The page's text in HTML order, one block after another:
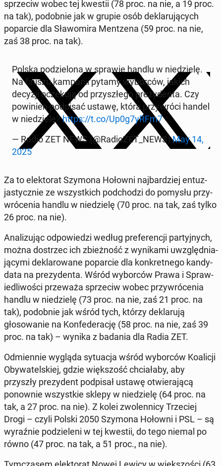
sprze­ciw wobec tej kwestii (78 proc. na nie, a 19 proc.
na tak), podob­nie jak w grupie osób deklaru­ją­cych
popar­cie dla Sła­womi­ra Mentzena (59 proc. na nie,
zaś 38 proc. na tak).
Polska podzielona w sprawie handlu w niedzielę.
Na finiszu kam­panii pytamy wybor­ców, jakich
decyzji oczeku­ją od przyszłego prezy­den­ta. Czy
powinien pod­pisać ustawę, która przy­wró­ci handel
w niedzielę?https://t.co/Up0g7yRFm7
— Radio ZET NEWS (@Ra­dioZET_NEWS)May 14,
2025
Za to elek­torat Szymona Hołowni na­jbardziej en­tuz­
jasty­cznie ze wszys­t­kich pod­chodzi do pomysłu przy­
wróce­nia handlu w niedzielę (70 proc. na tak, zaś tylko
26 proc. na nie).
Anal­izu­jąc odpowiedzi według pref­er­encji par­tyjnych,
można dostrzec ich zbieżność z wynika­mi uwzględ­ni­a­
ją­cy­mi deklarowane popar­cie dla konkret­nego kandy­
da­ta na prezy­den­ta. Wśród wybor­ców Prawa i Spraw­
iedli­woś­ci prze­waża sprze­ciw wobec przy­wróce­nia
handlu w niedzielę (73 proc. na nie, zaś 21 proc. na
tak), podob­nie jak wśród tych, którzy deklaru­ją
głosowanie na Kon­fed­er­ację (58 proc. na nie, zaś 39
proc. na tak) – wynika z badania dla Radia ZET.
Odmi­en­nie wygląda sytu­ac­ja wśród wybor­ców Koal­icji
Oby­wa­tel­skiej, gdzie więk­szość chci­ała­by, aby
przyszły prezy­dent pod­pisał ustawę otwier­a­jącą
ponown­ie wszys­tkie sklepy w niedzielę (64 proc. na
tak, a 27 proc. na nie). Z kolei zwolen­ni­cy Trze­ciej
Drogi – czyli Polski 2050 Szymona Hołowni i PSL – są
wyraźnie podzie­leni w tej kwestii, do tego niemal po
równo (47 proc. na tak, a 51 proc., na nie).